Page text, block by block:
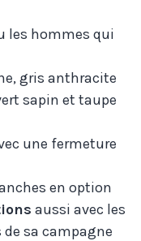
les hommes qui
gris anthracite
sapin et taupe
une fermeture
en option
aussi avec les
sa campagne